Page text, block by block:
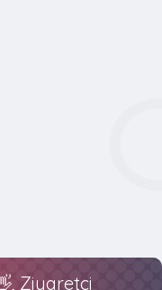
Ziyaretçi